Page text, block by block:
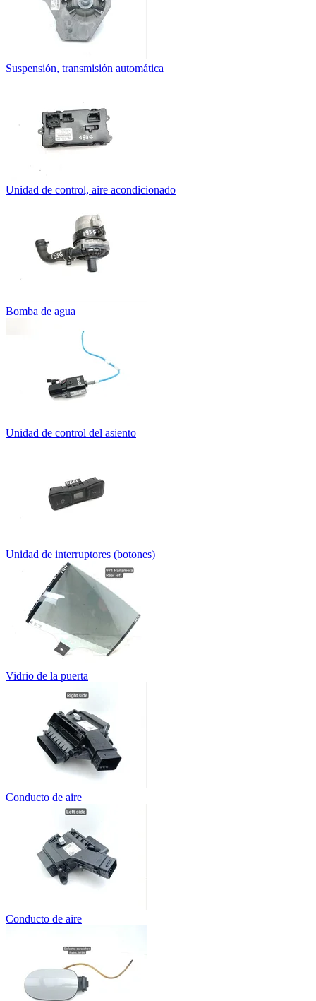
Suspensión, transmisión automática
Unidad de control, aire acondicionado
Bomba de agua
Unidad de control del asiento
Unidad de interruptores (botones)
Vidrio de la puerta
Conducto de aire
Conducto de aire